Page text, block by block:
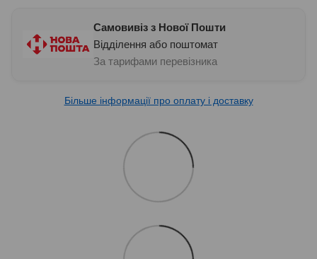
Самовивіз з Нової Пошти
Відділення або поштомат
За тарифами перевізника
Більше інформації про оплату і доставку